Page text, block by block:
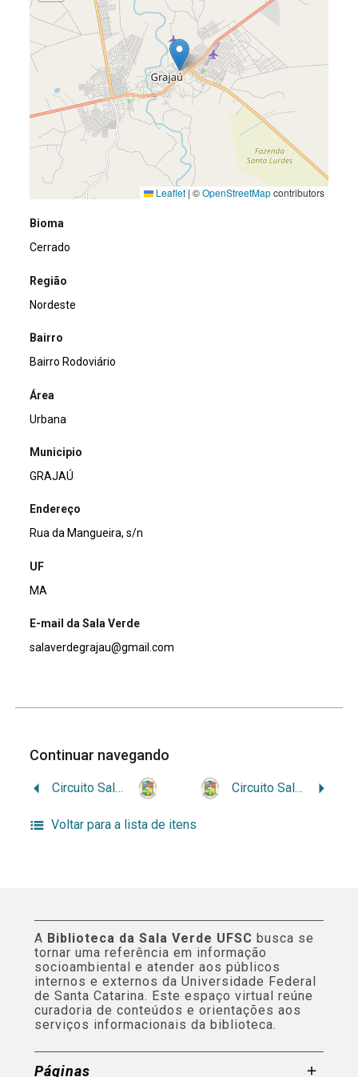
Leaflet | ©OpenStreetMapcontributors
Bioma
Cerrado
Região
Nordeste
Bairro
Bairro Rodoviário
Área
Urbana
Municipio
GRAJAÚ
Endereço
Rua da Mangueira, s/n
UF
MA
E-mail da Sala Verde
salaverdegrajau@gmail.com
Continuar navegando
Circuito Sala Verde no Campus Coroatá Circuito Sala Verde no Campus Lago da Pedra
Voltar para a lista de itens
A Biblioteca da Sala Verde UFSC busca se
tornar uma referência em informação
socioambiental e atender aos públicos
internos e externos da Universidade Federal
de Santa Catarina. Este espaço virtual reúne
curadoria de conteúdos e orientações aos
serviços informacionais da biblioteca.
Páginas